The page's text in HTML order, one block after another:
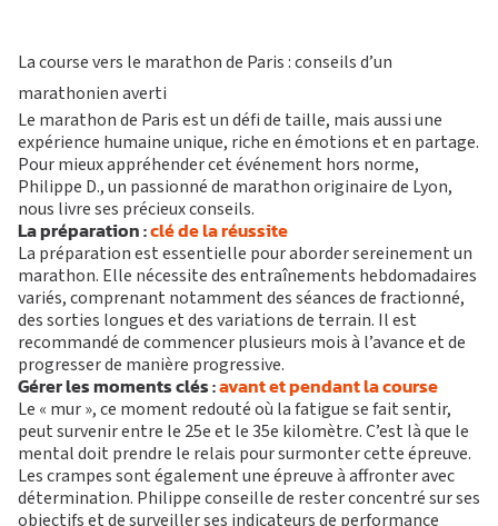
MOT
IVÉ
S’ABONNER
FORMULE D’ABONNEMENT
APPLI JOY
COURS COLLECTIFS
SMALL GROUP
COACHING
BLOG
DEVENIR FRANCHISÉ L’APPART FITNESS
La course vers le marathon de Paris : conseils d’un
marathonien averti
Le marathon de Paris est un défi de taille, mais aussi une
expérience humaine unique, riche en émotions et en partage.
Pour mieux appréhender cet événement hors norme,
Philippe D., un passionné de marathon originaire de Lyon,
nous livre ses précieux conseils.
La préparation :clé de la réussite
La préparation est essentielle pour aborder sereinement un
marathon. Elle nécessite des entraînements hebdomadaires
variés, comprenant notamment des séances de fractionné,
des sorties longues et des variations de terrain. Il est
recommandé de commencer plusieurs mois à l’avance et de
progresser de manière progressive.
Gérer les moments clés :avant et pendant la course
Le « mur », ce moment redouté où la fatigue se fait sentir,
peut survenir entre le 25e et le 35e kilomètre. C’est là que le
mental doit prendre le relais pour surmonter cette épreuve.
Les crampes sont également une épreuve à affronter avec
détermination. Philippe conseille de rester concentré sur ses
objectifs et de surveiller ses indicateurs de performance